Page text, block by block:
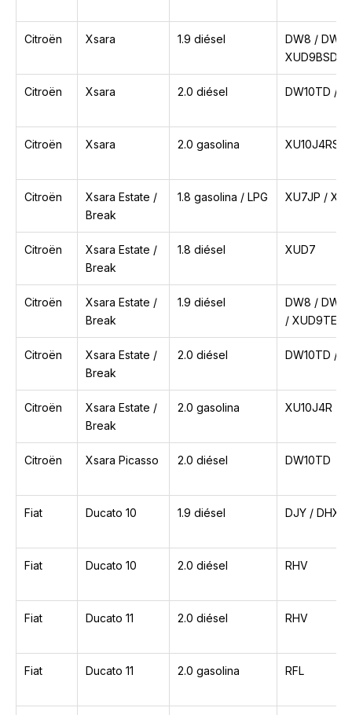
Citroën Xsara 1.9 diésel
DW8 /
XUD9BSD
Citroën Xsara 2.0 diésel DW10TD /
Citroën Xsara 2.0 gasolina XU10J4RS /
Citroën
Xsara Estate /
Break
1.8 gasolina / LPG XU7JP /
Citroën
Xsara Estate /
Break
1.8 diésel XUD7
Citroën
Xsara Estate /
Break
1.9 diésel
DW8 /
/ XUD9TE
Citroën
Xsara Estate /
Break
2.0 diésel DW10TD /
Citroën
Xsara Estate /
Break
2.0 gasolina XU10J4R
Citroën Xsara Picasso 2.0 diésel DW10TD
Fiat Ducato 10 1.9 diésel DJY / DHX
Fiat Ducato 10 2.0 diésel RHV
Fiat Ducato 11 2.0 diésel RHV
Fiat Ducato 11 2.0 gasolina RFL